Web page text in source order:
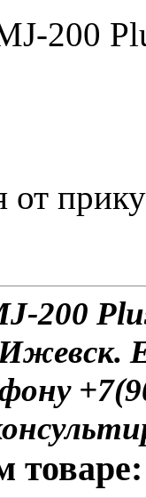
200
200
товаре: